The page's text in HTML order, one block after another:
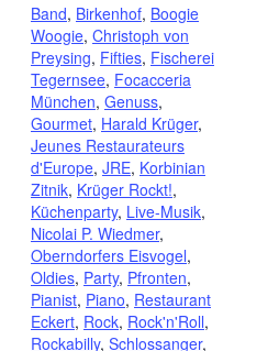
Band, Birkenhof, Boogie
Woogie, Christoph von
Preysing, Fifties, Fischerei
Tegernsee, Focacceria
München, Genuss,
Gourmet, Harald Krüger,
Jeunes Restaurateurs
d'Europe, JRE, Korbinian
Zitnik, Krüger Rockt!,
Küchenparty, Live-Musik,
Nicolai P. Wiedmer,
Oberndorfers Eisvogel,
Oldies, Party, Pfronten,
Pianist, Piano, Restaurant
Eckert, Rock, Rock'n'Roll,
Rockabilly, Schlossanger,